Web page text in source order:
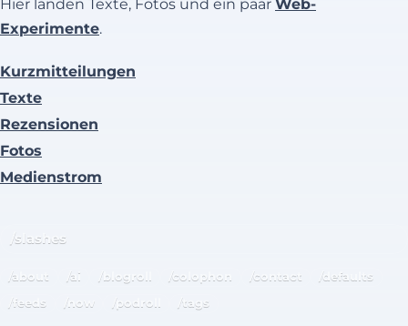
Hier landen Texte, Fotos und ein paar Web-
Experimente.
Kurzmitteilungen
Texte
Rezensionen
Fotos
Medienstrom
/slashes
/about /ai /blogroll /colophon /contact
/defaults
/feeds
/now /podroll /tags